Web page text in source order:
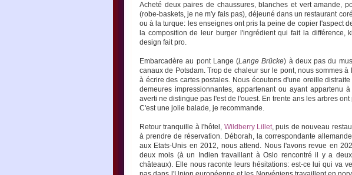
Acheté deux paires de chaussures, blanches et vert amande,
(robe-baskets, je ne m'y fais pas), déjeuné dans un restaurant
ou à la turque: les enseignes ont pris la peine de copier l'aspect
la composition de leur burger l'ingrédient qui fait la différence,
design fait pro.
Embarcadère au pont Lange (Lange Brücke) à deux pas du
canaux de Potsdam. Trop de chaleur sur le pont, nous sommes
à écrire des cartes postales. Nous écoutons d'une oreille
demeures impressionnantes, appartenant ou ayant
averti ne distingue pas l'est de l'ouest. En trente ans les arbres
C'est une jolie balade, je recommande.
Retour tranquille à l'hôtel, Wildberry Lillet, puis de nouveau
à prendre de réservation. Déborah, la correspondante
aux Etats-Unis en 2012, nous attend. Nous l'avons revue en
deux mois (à un Indien travaillant à Oslo rencontré il y a
châteaux). Elle nous raconte leurs hésitations: est-ce lui qui va